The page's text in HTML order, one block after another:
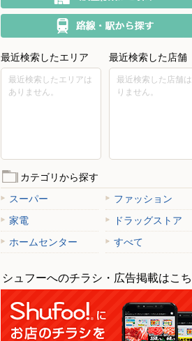
最近検索したエリア
最近検索したエリアは
ありません。
最近検索した店舗
最近検索した店舗
りません。
カテゴリから探す
スーパー
ファッション
家電
ドラッグストア
ホームセンター
すべて
シュフーへのチラシ・広告掲載はこ